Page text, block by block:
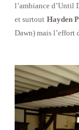
l’ambiance d’Until
et surtout Hayden
Dawn) mais l’effort